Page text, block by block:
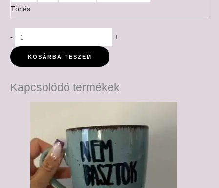
Törlés
- +
KOSÁRBA TESZEM
Kapcsolódó termékek